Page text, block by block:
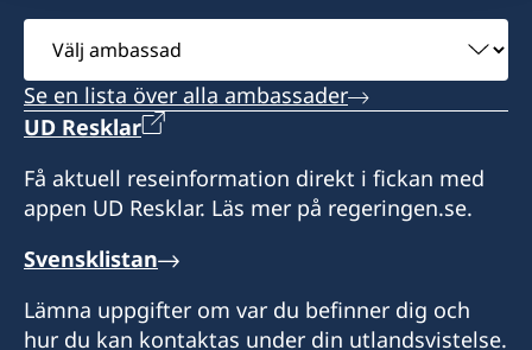
Välj
ambassad
Se en lista över alla ambassader
UD Resklar
Få aktuell reseinformation direkt i fickan med
appen UD Resklar. Läs mer på regeringen.se.
Svensklistan
Lämna uppgifter om var du befinner dig och
hur du kan kontaktas under din utlandsvistelse.